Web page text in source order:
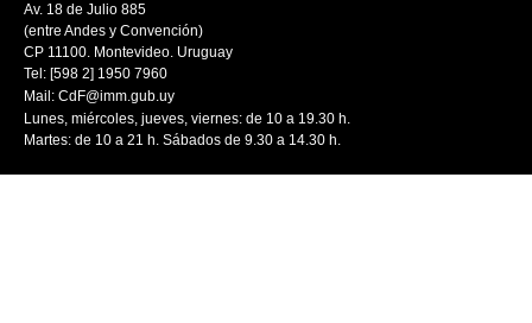
Av. 18 de Julio 885
(entre Andes y Convención)
CP 11100. Montevideo. Uruguay
Tel: [598 2] 1950 7960
Mail: CdF@imm.gub.uy
Lunes, miércoles, jueves, viernes: de 10 a 19.30 h.
Martes: de 10 a 21 h. Sábados de 9.30 a 14.30 h.